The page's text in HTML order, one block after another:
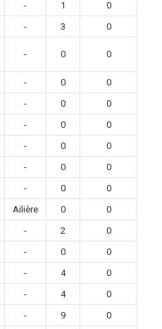
- 1
0
- 3 0
- 0 0
- 0
0
- 0
0
- 0
0
- 0
0
- 0
0
- 0
0
Ailière 0
0
- 2
0
- 0
0
- 4
0
- 4
0
- 9
0